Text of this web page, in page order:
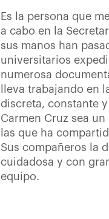
Es la persona que
a cabo en la
sus manos han
universitarios
numerosa
lleva trabajando en
discreta, constante
Carmen Cruz sea
las que ha
Sus compañeros la
cuidadosa y con
equipo.